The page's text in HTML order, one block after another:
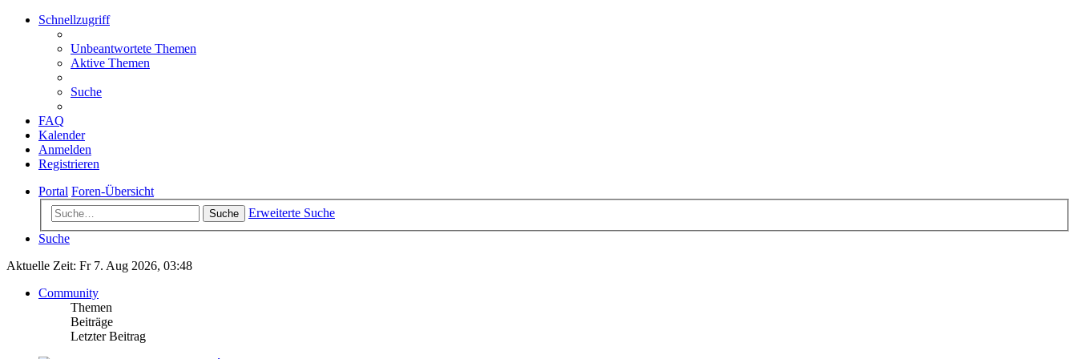
Schnellzugriff
Unbeantwortete Themen
Aktive Themen
Suche
FAQ
Kalender
Anmelden
Registrieren
Portal Foren-Übersicht
Suche
Erweiterte Suche
Suche
Aktuelle Zeit: Fr 7. Aug 2026, 03:48
Community
Themen
Beiträge
Letzter Beitrag